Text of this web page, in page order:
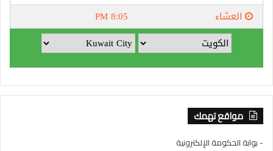
مواقع تهمك
- بوابة الحكومة الإلكترونية